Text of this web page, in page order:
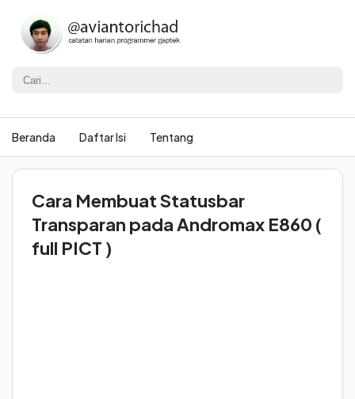
Beranda Daftar Isi Tentang
Cara Membuat Statusbar
Transparan pada Andromax E860 (
full PICT )